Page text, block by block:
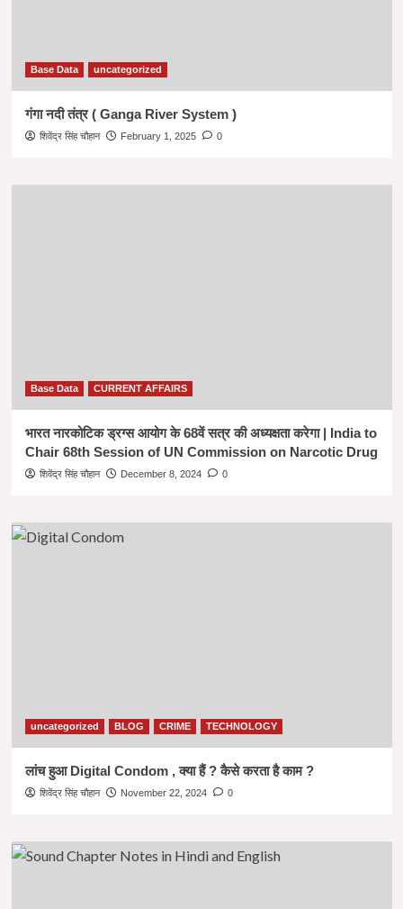
Base Data uncategorized
गंगा नदी तंत्र ( Ganga River System )
शिवेंद्र सिंह चौहान February 1, 2025 0
Base Data CURRENT AFFAIRS
भारत नारकोटिक ड्रग्स आयोग के 68वें सत्र की अध्यक्षता करेगा | India to
Chair 68th Session of UN Commission on Narcotic Drug
शिवेंद्र सिंह चौहान December 8, 2024 0
uncategorized BLOG CRIME TECHNOLOGY
लांच हुआ Digital Condom , क्या हैं ? कैसे करता है काम ?
शिवेंद्र सिंह चौहान November 22, 2024 0